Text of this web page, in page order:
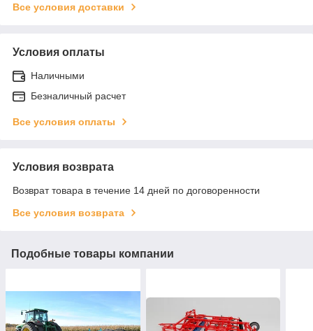
Все условия доставки
Условия оплаты
Наличными
Безналичный расчет
Все условия оплаты
Условия возврата
Возврат товара в течение 14 дней по договоренности
Все условия возврата
Подобные товары компании